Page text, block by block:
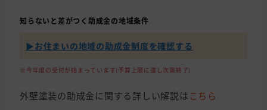
知らないと差がつく助成金の地域条件
▶︎お住まいの地域の助成金制度を確認する
※今年度の受付が始まっています(予算上限に達し次第終了)
外壁塗装の助成金に関する詳しい解説は こちら